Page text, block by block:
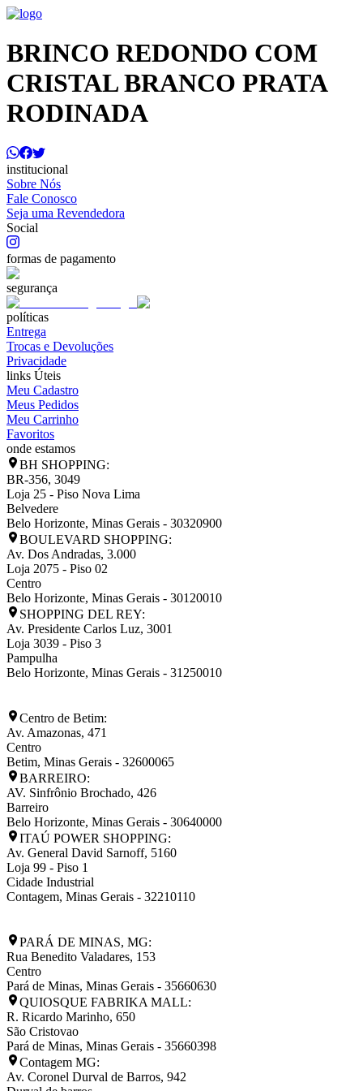
BRINCO REDONDO COM
CRISTAL BRANCO PRATA
RODINADA
institucional
Sobre Nós
Fale Conosco
Seja uma Revendedora
Social
formas de pagamento
segurança
políticas
Entrega
Trocas e Devoluções
Privacidade
links Úteis
Meu Cadastro
Meus Pedidos
Meu Carrinho
Favoritos
onde estamos
BH SHOPPING:
BR-356, 3049
Loja 25 - Piso Nova Lima
Belvedere
Belo Horizonte, Minas Gerais - 30320900
BOULEVARD SHOPPING:
Av. Dos Andradas, 3.000
Loja 2075 - Piso 02
Centro
Belo Horizonte, Minas Gerais - 30120010
SHOPPING DEL REY:
Av. Presidente Carlos Luz, 3001
Loja 3039 - Piso 3
Pampulha
Belo Horizonte, Minas Gerais - 31250010
Centro de Betim:
Av. Amazonas, 471
Centro
Betim, Minas Gerais - 32600065
BARREIRO:
AV. Sinfrônio Brochado, 426
Barreiro
Belo Horizonte, Minas Gerais - 30640000
ITAÚ POWER SHOPPING:
Av. General David Sarnoff, 5160
Loja 99 - Piso 1
Cidade Industrial
Contagem, Minas Gerais - 32210110
PARÁ DE MINAS, MG:
Rua Benedito Valadares, 153
Centro
Pará de Minas, Minas Gerais - 35660630
QUIOSQUE FABRIKA MALL:
R. Ricardo Marinho, 650
São Cristovao
Pará de Minas, Minas Gerais - 35660398
Contagem MG:
Av. Coronel Durval de Barros, 942